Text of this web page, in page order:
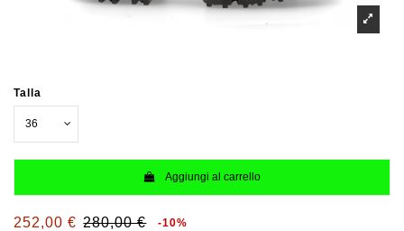
Talla
Aggiungi al carrello
252,00 € 280,00 € -10%